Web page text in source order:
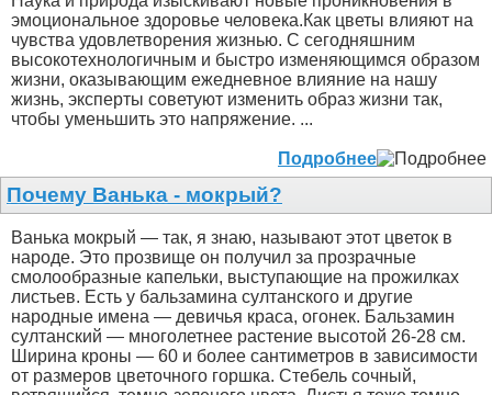
эмоциональное здоровье человека.Как цветы влияют на
чувства удовлетворения жизнью. С сегодняшним
высокотехнологичным и быстро изменяющимся образом
жизни, оказывающим ежедневное влияние на нашу
жизнь, эксперты советуют изменить образ жизни так,
чтобы уменьшить это напряжение. ...
Подробнее
Почему Ванька - мокрый?
Ванька мокрый — так, я знаю, называют этот цветок в
народе. Это прозвище он получил за прозрачные
смолообразные капельки, выступающие на прожилках
листьев. Есть у бальзамина султанского и другие
народные имена — девичья краса, огонек. Бальзамин
султанский — многолетнее растение высотой 26-28 см.
Ширина кроны — 60 и более сантиметров в зависимости
от размеров цветочного горшка. Стебель сочный,